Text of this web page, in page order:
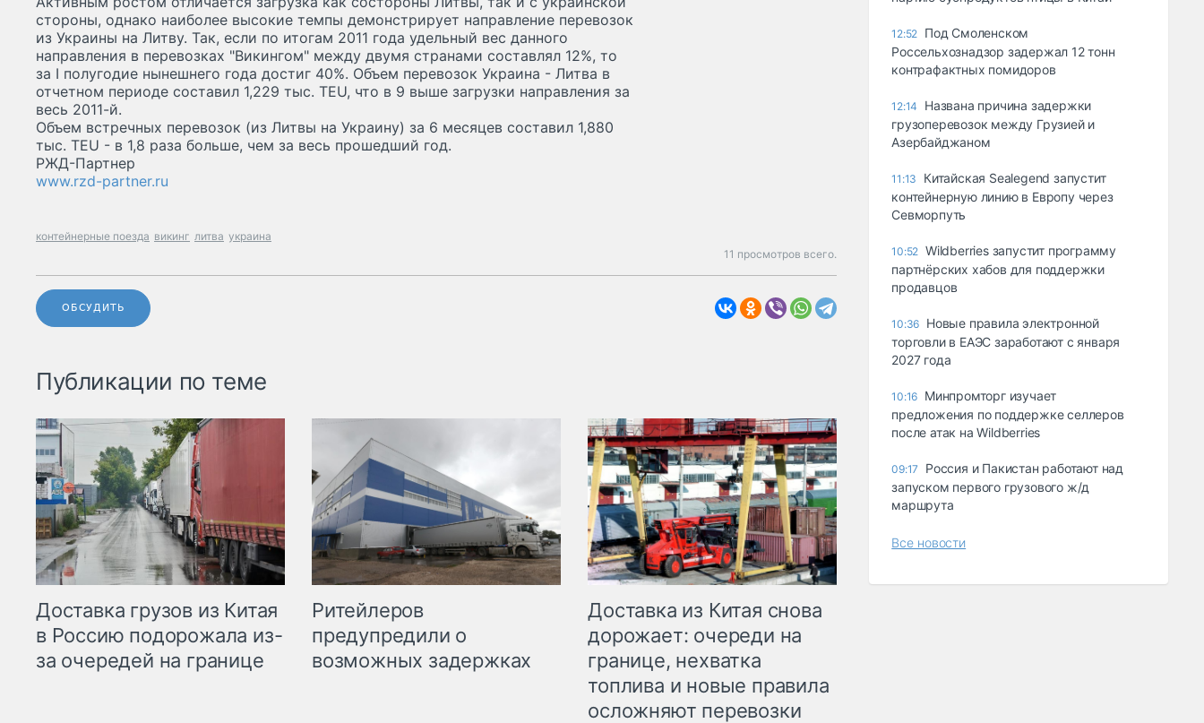
стороны, однако наиболее высокие темпы демонстрирует направление перевозок
из Украины на Литву. Так, если по итогам 2011 года удельный вес данного
направления в перевозках "Викингом" между двумя странами составлял 12%, то
за I полугодие нынешнего года достиг 40%. Объем перевозок Украина - Литва в
отчетном периоде составил 1,229 тыс. TEU, что в 9 выше загрузки направления за
весь 2011-й.
Объем встречных перевозок (из Литвы на Украину) за 6 месяцев составил 1,880
тыс. TEU - в 1,8 раза больше, чем за весь прошедший год.
РЖД-Партнер
www.rzd-partner.ru
контейнерные поезда викинг литва украина
11 просмотров всего.
ОБСУДИТЬ
Публикации по теме
Доставка грузов из Китая
в Россию подорожала из-
за очередей на границе
Ритейлеров
предупредили о
возможных задержках
Доставка из Китая снова
дорожает: очереди на
границе, нехватка
топлива и новые правила
осложняют перевозки
12:52 Под Смоленском
Россельхознадзор задержал 12 тонн
контрафактных помидоров
12:14
Названа причина задержки
грузоперевозок между Грузией и
Азербайджаном
11:13
Китайская Sealegend запустит
контейнерную линию в Европу через
Севморпуть
10:52 Wildberries запустит программу
партнёрских хабов для поддержки
продавцов
10:36 Новые правила электронной
торговли в ЕАЭС заработают с января
2027 года
10:16 Минпромторг изучает
предложения по поддержке селлеров
после атак на Wildberries
09:17
Россия и Пакистан работают над
запуском первого грузового ж/д
маршрута
Все новости